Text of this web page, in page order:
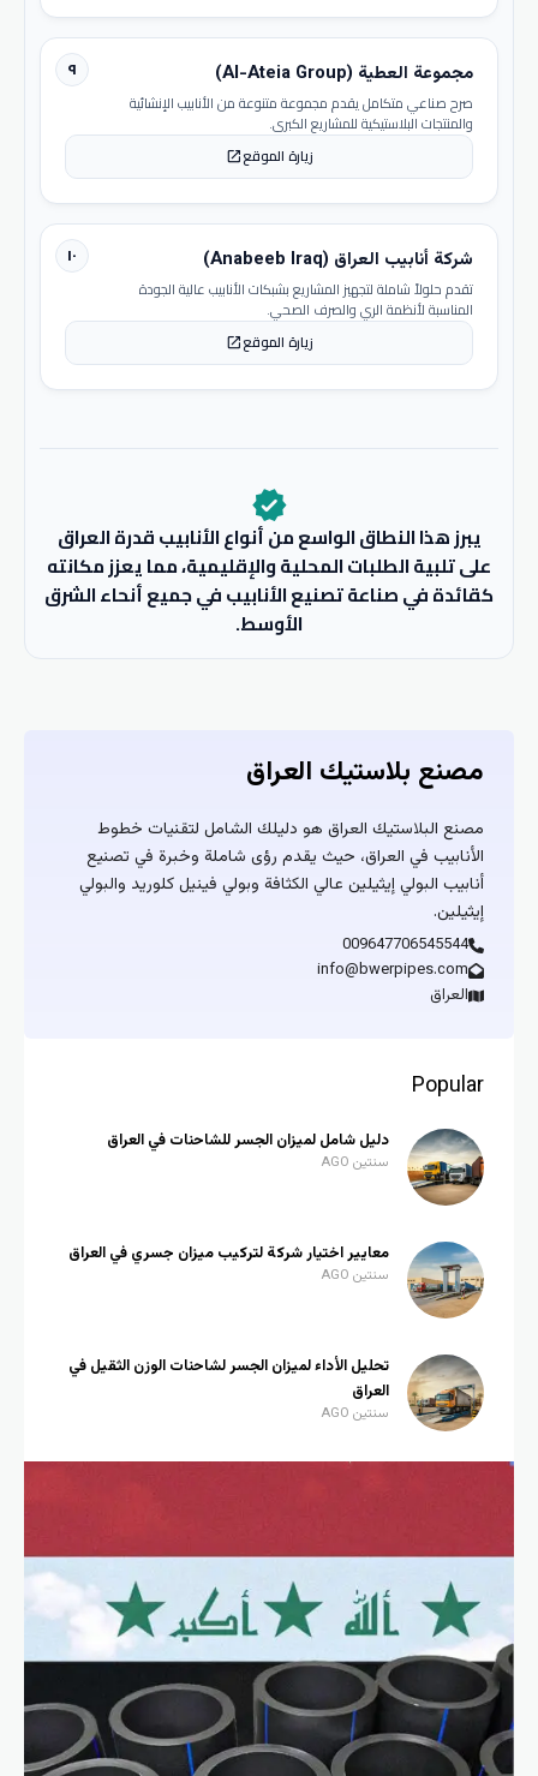
٩ مجموعة العطية (Al-Ateia Group)
صرح صناعي متكامل يقدم مجموعة متنوعة من الأنابيب الإنشائية
والمنتجات البلاستيكية للمشاريع الكبرى.
زيارة الموقعopen_in_new
١٠ شركة أنابيب العراق (Anabeeb Iraq)
تقدم حلولاً شاملة لتجهيز المشاريع بشبكات الأنابيب عالية الجودة
المناسبة لأنظمة الري والصرف الصحي.
زيارة الموقعopen_in_new
verified
يبرز هذا النطاق الواسع من أنواع الأنابيب قدرة العراق
على تلبية الطلبات المحلية والإقليمية، مما يعزز مكانته
كقائدة في صناعة تصنيع الأنابيب في جميع أنحاء الشرق
الأوسط.
مصنع بلاستيك العراق
مصنع البلاستيك العراق هو دليلك الشامل لتقنيات خطوط
الأنابيب في العراق، حيث يقدم رؤى شاملة وخبرة في تصنيع
أنابيب البولي إيثيلين عالي الكثافة وبولي فينيل كلوريد والبولي
إيثيلين.
009647706545544
info@bwerpipes.com
العراق
Popular
دليل شامل لميزان الجسر للشاحنات في العراق
سنتين AGO
معايير اختيار شركة لتركيب ميزان جسري في العراق
سنتين AGO
تحليل الأداء لميزان الجسر لشاحنات الوزن الثقيل في
العراق
سنتين AGO